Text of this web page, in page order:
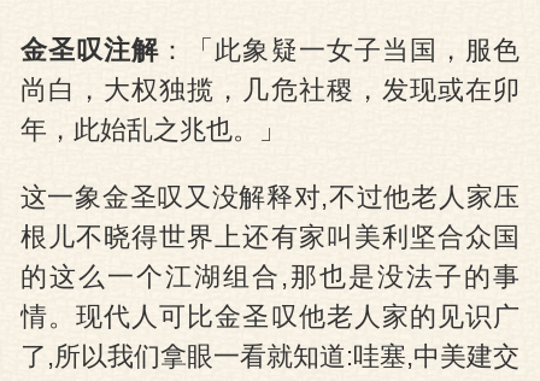
金圣叹注解 ：「此象疑一女子当国，服色
尚白，大权独揽，几危社稷，发现或在卯
年，此始乱之兆也。」
这一象金圣叹又没解释对,不过他老人家压
根儿不晓得世界上还有家叫美利坚合众国
的这么一个江湖组合,那也是没法子的事
情。现代人可比金圣叹他老人家的见识广
了,所以我们拿眼一看就知道:哇塞,中美建交